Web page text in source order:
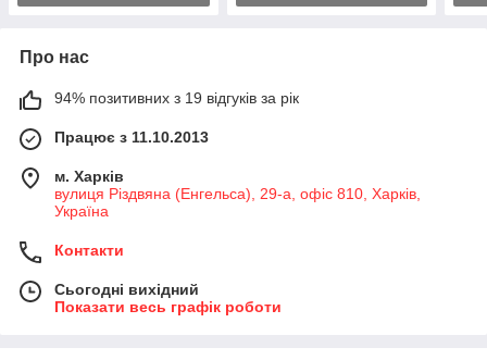
Про нас
94% позитивних з 19 відгуків за рік
Працює з 11.10.2013
м. Харків
вулиця Різдвяна (Енгельса), 29-а, офіс 810, Харків,
Україна
Контакти
Сьогодні вихідний
Показати весь графік роботи